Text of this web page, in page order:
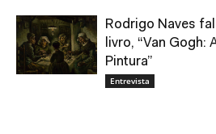
Rodrigo Naves
livro, “Van Gogh:
Pintura”
Entrevista